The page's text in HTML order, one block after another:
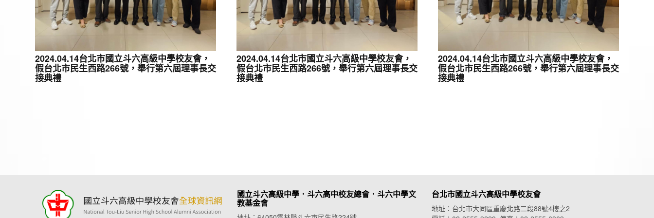
2024.04.14台北市國立斗六高級中學校友會，
假台北市民生西路266號，舉行第六屆理事長交
接典禮
2024.04.14台北市國立斗六高級中學校友會，
假台北市民生西路266號，舉行第六屆理事長交
接典禮
2024.04.14台北市國立斗六高級中學校友會，
假台北市民生西路266號，舉行第六屆理事長交
接典禮
國立斗六高級中學．斗六高中校友總會． 斗六中學文
教基金會
台北市國立斗六高級中學校友會
地址：台北市大同區重慶北路二段88號4樓之2